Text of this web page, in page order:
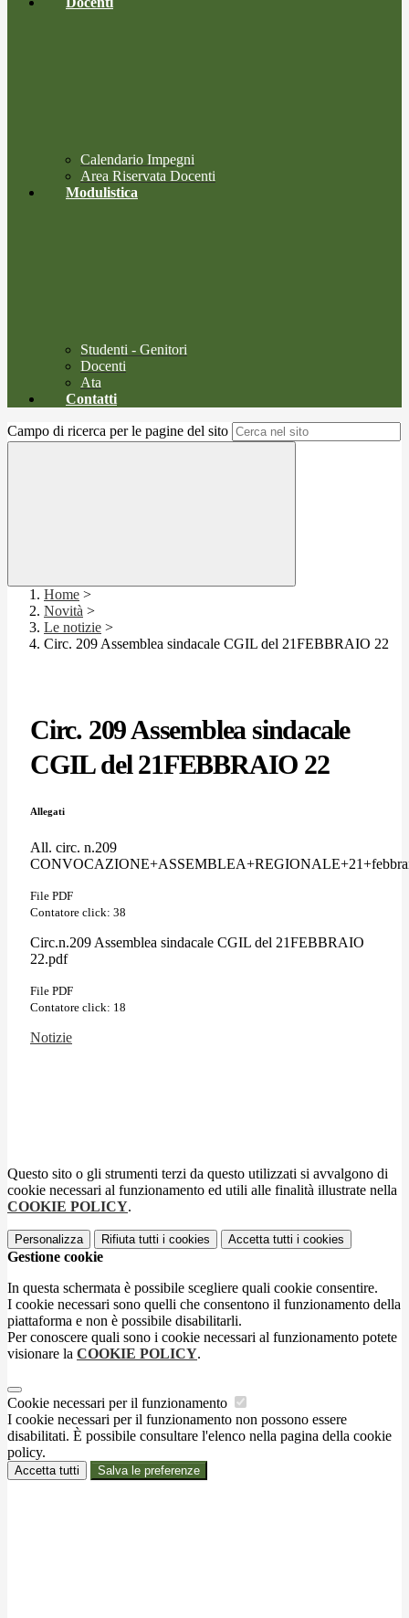
Calendario Impegni
Area Riservata Docenti
Modulistica
Studenti - Genitori
Docenti
Ata
Contatti
Campo di ricerca per le pagine del sito
Home >
Novità >
Le notizie >
Circ. 209 Assemblea sindacale CGIL del 21FEBBRAIO 22
Circ. 209 Assemblea sindacale
CGIL del 21FEBBRAIO 22
Allegati
All. circ. n.209
File PDF
Contatore click: 38
Circ.n.209 Assemblea sindacale CGIL del 21FEBBRAIO
22.pdf
File PDF
Contatore click: 18
Notizie
Questo sito o gli strumenti terzi da questo utilizzati si avvalgono di
cookie necessari al funzionamento ed utili alle finalità illustrate nella
COOKIE POLICY.
Personalizza Rifiuta tutti i cookies Accetta tutti i cookies
Gestione cookie
In questa schermata è possibile scegliere quali cookie consentire.
I cookie necessari sono quelli che consentono il funzionamento della
piattaforma e non è possibile disabilitarli.
Per conoscere quali sono i cookie necessari al funzionamento potete
visionare la COOKIE POLICY.
Cookie necessari per il funzionamento
I cookie necessari per il funzionamento non possono essere
disabilitati. È possibile consultare l'elenco nella pagina della cookie
policy.
Accetta tutti Salva le preferenze